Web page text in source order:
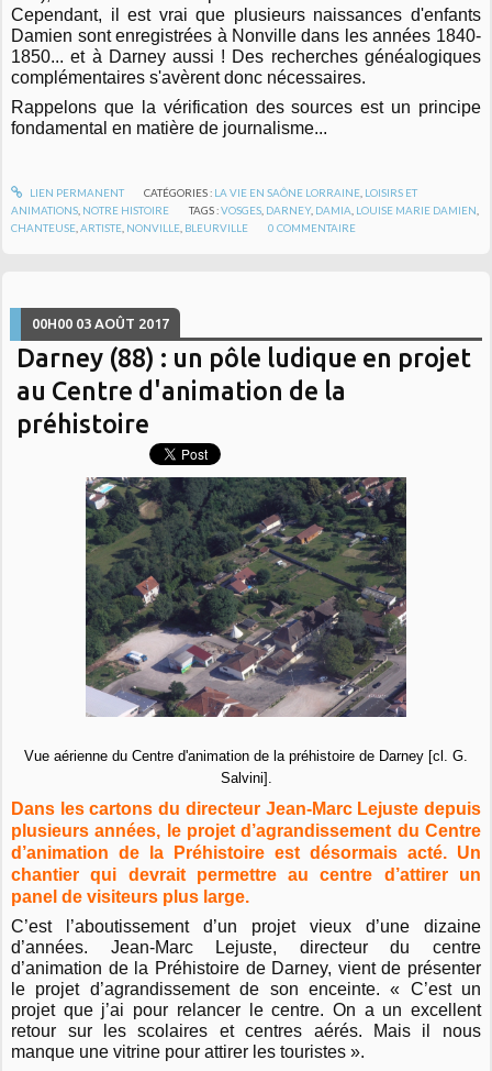
Cependant, il est vrai que plusieurs naissances d'enfants
Damien sont enregistrées à Nonville dans les années 1840-
1850... et à Darney aussi ! Des recherches généalogiques
complémentaires s'avèrent donc nécessaires.
Rappelons que la vérification des sources est un principe
fondamental en matière de journalisme...
LIEN PERMANENT CATÉGORIES : LA VIE EN SAÔNE LORRAINE, LOISIRS ET
ANIMATIONS NOTRE HISTOIRE TAGS :VOSGES DARNEY, DAMIA LOUISE MARIE DAMIEN
CHANTEUSE ,ARTISTE NONVILLE BLEURVILLE 0 COMMENTAIRE
00H00 03 AOÛT 2017
Darney (88) : un pôle ludique en projet
au Centre d'animation de la
préhistoire
Vue aérienne du Centre d'animation de la préhistoire de Darney [cl. G.
Salvini].
Dans les cartons du directeur Jean-Marc Lejuste depuis
plusieurs années, le projet d’agrandissement du Centre
d’animation de la Préhistoire est désormais acté. Un
chantier qui devrait permettre au centre d’attirer un
panel de visiteurs plus large.
C’est l’aboutissement d’un projet vieux d’une dizaine
d’années. Jean-Marc Lejuste, directeur du centre
d’animation de la Préhistoire de Darney, vient de présenter
le projet d’agrandissement de son enceinte. « C’est un
projet que j’ai pour relancer le centre. On a un excellent
retour sur les scolaires et centres aérés. Mais il nous
manque une vitrine pour attirer les touristes ».